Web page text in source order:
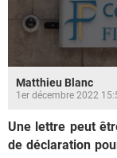
Matthieu Blanc
1er décembre 2022
Une lettre peut
de déclaration